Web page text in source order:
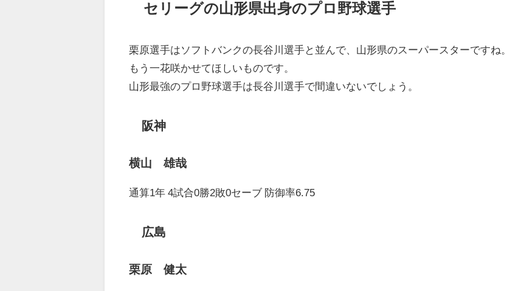
セリーグの山形県出身のプロ野球選手
栗原選手はソフトバンクの長谷川選手と並んで、山形県のスーパースターですね。
もう一花咲かせてほしいものです。
山形最強のプロ野球選手は長谷川選手で間違いないでしょう。
阪神
横山 雄哉
通算1年 4試合0勝2敗0セーブ 防御率6.75
広島
栗原 健太